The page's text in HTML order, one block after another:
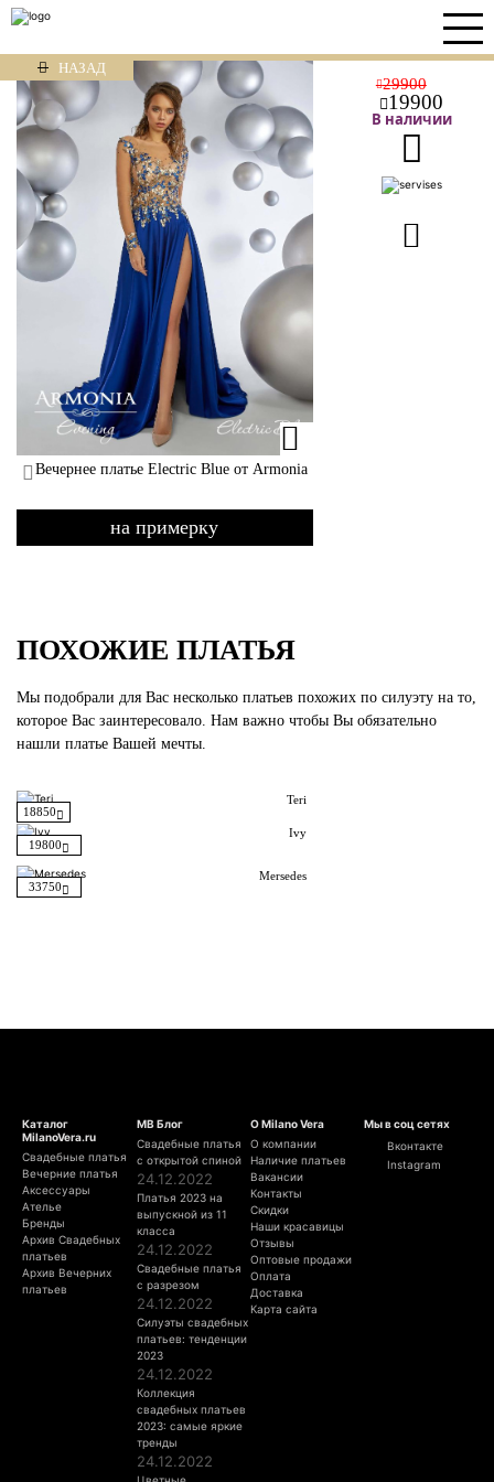
НАЗАД
29900
19900
В наличии
Вечернее платье Electric Blue от Armonia
на примерку
ПОХОЖИЕ ПЛАТЬЯ
Мы подобрали для Вас несколько платьев похожих по силуэту на то,
которое Вас заинтересовало. Нам важно чтобы Вы обязательно
нашли платье Вашей мечты.
18850
Teri
19800
Ivy
33750
Mersedes
Каталог
MilanoVera.ru
Свадебные платья
Вечерние платья
Аксессуары
Ателье
Бренды
Архив Свадебных
платьев
Архив Вечерних
платьев
МВ Блог
Свадебные платья
с открытой спиной
24.12.2022
Платья 2023 на
выпускной из 11
класса
24.12.2022
Свадебные платья
с разрезом
24.12.2022
Силуэты свадебных
платьев: тенденции
2023
24.12.2022
Коллекция
свадебных платьев
2023: самые яркие
тренды
24.12.2022
О Milano Vera
О компании
Наличие платьев
Вакансии
Контакты
Скидки
Наши красавицы
Отзывы
Оптовые продажи
Оплата
Доставка
Карта сайта
Мы в соц сетях
Вконтакте
Instagram